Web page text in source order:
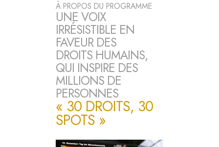
À PROPOS DU PROGRAMME
UNE VOIX
IRRÉSISTIBLE EN
FAVEUR DES
DROITS HUMAINS,
QUI INSPIRE DES
MILLIONS DE
PERSONNES
« 30 DROITS, 30
SPOTS »